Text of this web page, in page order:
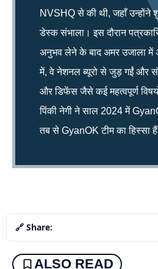
NVSHQ से की थी, जहाँ
डेस्क संभाला। इस दौरान
अनुभव लेने के बाद अमर उजाला में
में, वे नेशनल ब्यूरो से जुड़ गईं और
और डिफेंस जैसे कई महत्वपूर्ण विषयों
पिंकी नेगी ने साल 2024 में
तब से GyanOK टीम का हिस्सा
🔗 Share:
ALSO READ